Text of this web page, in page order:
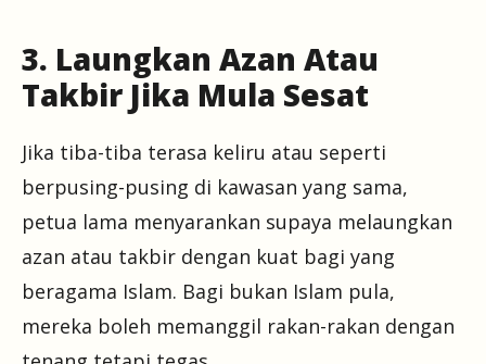
3. Laungkan Azan Atau
Takbir Jika Mula Sesat
Jika tiba-tiba terasa keliru atau seperti
berpusing-pusing di kawasan yang sama,
petua lama menyarankan supaya melaungkan
azan atau takbir dengan kuat bagi yang
beragama Islam. Bagi bukan Islam pula,
mereka boleh memanggil rakan-rakan dengan